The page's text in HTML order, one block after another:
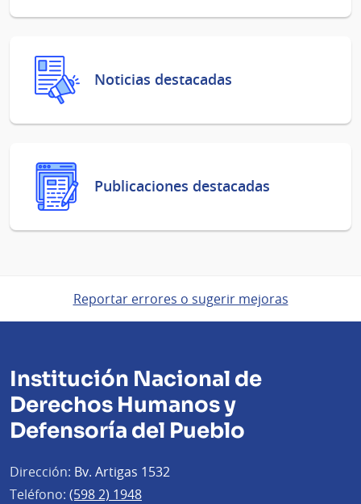
Noticias destacadas
Publicaciones destacadas
Reportar errores o sugerir mejoras
Institución Nacional de
Derechos Humanos y
Defensoría del Pueblo
Dirección: Bv. Artigas 1532
Teléfono: (598 2) 1948